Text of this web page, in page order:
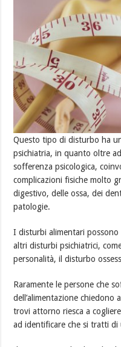
Questo tipo di disturbo ha
psichiatria, in quanto oltre
sofferenza psicologica,
complicazioni fisiche molto
digestivo, delle ossa, dei
patologie.
I disturbi alimentari possono
altri disturbi psichiatrici,
personalità, il disturbo
Raramente le persone che
dell’alimentazione chiedono
trovi attorno riesca a
ad identificare che si tratti